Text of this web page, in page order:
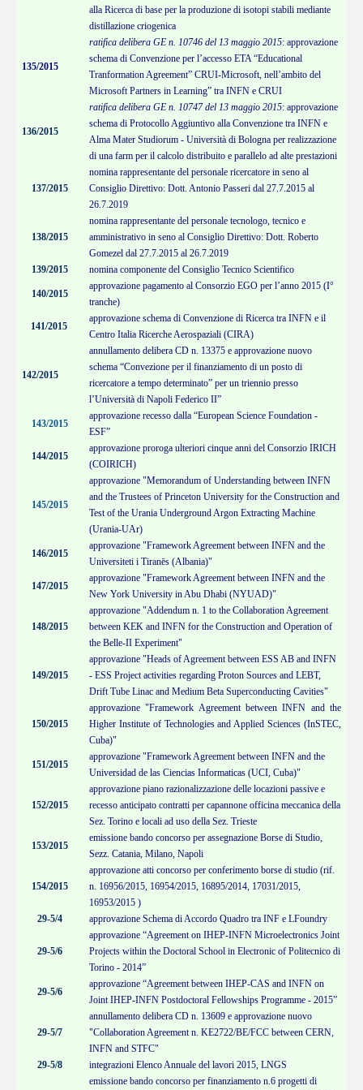
alla Ricerca di base per la produzione di isotopi stabili mediante
distillazione criogenica
135/2015
ratifica delibera GE n. 10746 del 13 maggio 2015: approvazione
schema di Convenzione per l’accesso ETA “Educational
Tranformation Agreement” CRUI-Microsoft, nell’ambito del
Microsoft Partners in Learning” tra INFN e CRUI
136/2015
ratifica delibera GE n. 10747 del 13 maggio 2015: approvazione
schema di Protocollo Aggiuntivo alla Convenzione tra INFN e
Alma Mater Studiorum - Università di Bologna per realizzazione
di una farm per il calcolo distribuito e parallelo ad alte prestazioni
137/2015
nomina rappresentante del personale ricercatore in seno al
Consiglio Direttivo: Dott. Antonio Passeri dal 27.7.2015 al
26.7.2019
138/2015
nomina rappresentante del personale tecnologo, tecnico e
amministrativo in seno al Consiglio Direttivo: Dott. Roberto
Gomezel dal 27.7.2015 al 26.7.2019
139/2015
nomina componente del Consiglio Tecnico Scientifico
140/2015
approvazione pagamento al Consorzio EGO per l’anno 2015 (I°
tranche)
141/2015
approvazione schema di Convenzione di Ricerca tra INFN e il
Centro Italia Ricerche Aerospaziali (CIRA)
142/2015
annullamento delibera CD n. 13375 e approvazione nuovo
schema “Convezione per il finanziamento di un posto di
ricercatore a tempo determinato” per un triennio presso
l’Università di Napoli Federico II”
143/2015
approvazione recesso dalla “European Science Foundation -
ESF”
144/2015
approvazione proroga ulteriori cinque anni del Consorzio IRICH
(COIRICH)
145/2015
approvazione "Memorandum of Understanding between INFN
and the Trustees of Princeton University for the Construction and
Test of the Urania Underground Argon Extracting Machine
(Urania-UAr)
146/2015
approvazione "Framework Agreement between INFN and the
Universiteti i Tiranës (Albania)"
147/2015
approvazione "Framework Agreement between INFN and the
New York University in Abu Dhabi (NYUAD)"
148/2015
approvazione "Addendum n. 1 to the Collaboration Agreement
between KEK and INFN for the Construction and Operation of
the Belle-II Experiment"
149/2015
approvazione "Heads of Agreement between ESS AB and INFN
- ESS Project activities regarding Proton Sources and LEBT,
Drift Tube Linac and Medium Beta Superconducting Cavities"
150/2015
approvazione "Framework Agreement between INFN and the
Higher Institute of Technologies and Applied Sciences (InSTEC,
Cuba)"
151/2015
approvazione "Framework Agreement between INFN and the
Universidad de las Ciencias Informaticas (UCI, Cuba)"
152/2015
approvazione piano razionalizzazione delle locazioni passive e
recesso anticipato contratti per capannone officina meccanica della
Sez.Torino e locali ad uso della Sez. Trieste
153/2015
emissione bando concorso per assegnazione Borse di Studio,
Sezz.Catania, Milano, Napoli
154/2015
approvazione atti concorso per conferimento borse di studio (rif.
n. 16956/2015, 16954/2015, 16895/2014, 17031/2015,
16953/2015 )
29-5/4
approvazione Schema di Accordo Quadro tra INF e LFoundry
29-5/6
approvazione “Agreement on IHEP-INFN Microelectronics Joint
Projects within the Doctoral School in Electronic of Politecnico di
Torino - 2014”
29-5/6
approvazione “Agreement between IHEP-CAS and INFN on
Joint IHEP-INFN Postdoctoral Fellowships Programme - 2015”
29-5/7
annullamento delibera CD n. 13609 e approvazione nuovo
"Collaboration Agreement n. KE2722/BE/FCC between CERN,
INFN and STFC"
29-5/8
integrazioni Elenco Annuale del lavori 2015, LNGS
emissione bando concorso per finanziamento n.6 progetti di